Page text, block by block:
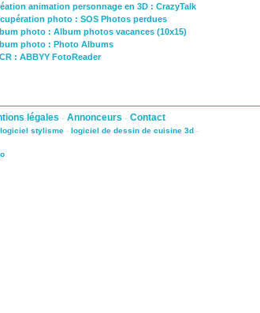
animation personnage en 3D : CrazyTalk
photo : SOS Photos perdues
photo : Album photos vacances (10x15)
photo : Photo Albums
: ABBYY FotoReader
légales - Annonceurs - Contact
logiciel stylisme - logiciel de dessin de cuisine 3d -